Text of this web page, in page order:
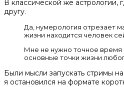
В классической же
другу.
Да, нумерология отрезает
жизни находится человек
Мне не нужно точное время
основные точки жизни
Были мысли запускать стримы
я остановился на формате